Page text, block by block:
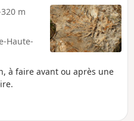
m
Haute-
à faire avant ou après une